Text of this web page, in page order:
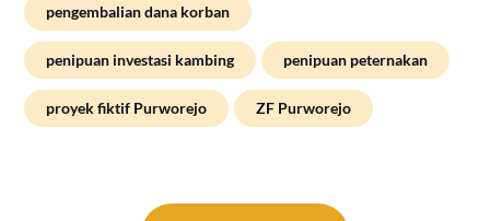
pengembalian dana korban
penipuan investasi kambing penipuan peternakan
proyek fiktif Purworejo ZF Purworejo